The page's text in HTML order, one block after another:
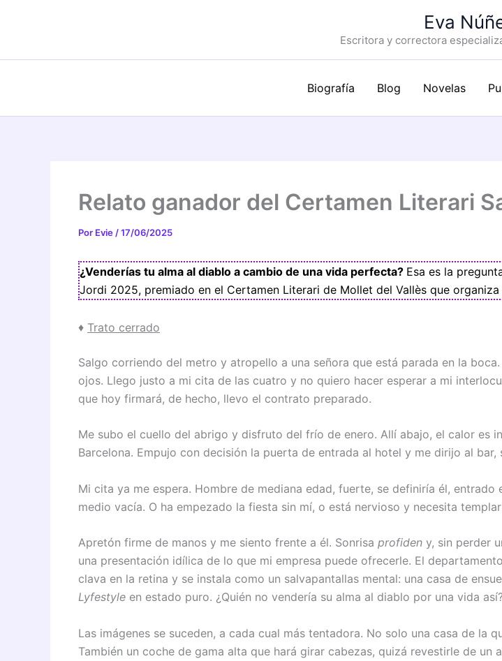
Eva
Escritora y correctora
Biografía Blog Novelas
Relato ganador del Certamen Literari
Por Evie /17/06/2025
¿Venderías tu alma al diablo a cambio de una vida perfecta? Esa es la
Jordi 2025, premiado en el Certamen Literari de Mollet del Vallès que organiza
♦ Trato cerrado
Salgo corriendo del metro y atropello a una señora que está parada en la
ojos. Llego justo a mi cita de las cuatro y no quiero hacer esperar a mi
que hoy firmará, de hecho, llevo el contrato preparado.
Me subo el cuello del abrigo y disfruto del frío de enero. Allí abajo, el calor es
Barcelona. Empujo con decisión la puerta de entrada al hotel y me dirijo al bar,
Mi cita ya me espera. Hombre de mediana edad, fuerte, se definiría él,
medio vacía. O ha empezado la fiesta sin mí, o está nervioso y necesita
Apretón firme de manos y me siento frente a él. Sonrisa profiden y, sin perder
una presentación idílica de lo que mi empresa puede ofrecerle. El
clava en la retina y se instala como un salvapantallas mental: una casa de
Lyfestyle en estado puro. ¿Quién no vendería su alma al diablo por una vida
Las imágenes se suceden, a cada cual más tentadora. No solo una casa de la
También un coche de gama alta que hará girar cabezas, quizá revestirle de